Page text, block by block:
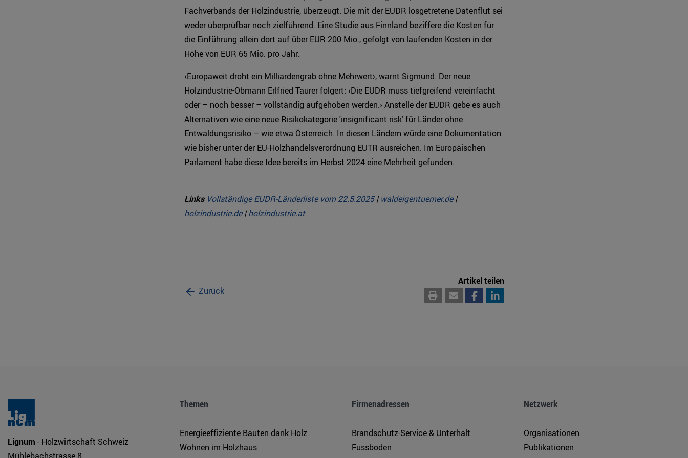
Fachverbands der Holzindustrie, überzeugt. Die mit der EUDR losgetretene Datenflut sei
weder überprüfbar noch zielführend. Eine Studie aus Finnland beziffere die Kosten für
die Einführung allein dort auf über EUR 200 Mio., gefolgt von laufenden Kosten in der
Höhe von EUR 65 Mio. pro Jahr.
‹Europaweit droht ein Milliardengrab ohne Mehrwert›, warnt Sigmund. Der neue
Holzindustrie-Obmann Erlfried Taurer folgert: ‹Die EUDR muss tiefgreifend vereinfacht
oder – noch besser – vollständig aufgehoben werden.› Anstelle der EUDR gebe es auch
Alternativen wie eine neue Risikokategorie 'insignificant risk' für Länder ohne
Entwaldungsrisiko – wie etwa Österreich. In diesen Ländern würde eine Dokumentation
wie bisher unter der EU-Holzhandelsverordnung EUTR ausreichen. Im Europäischen
Parlament habe diese Idee bereits im Herbst 2024 eine Mehrheit gefunden.
Links Vollständige EUDR-Länderliste vom 22.5.2025|waldeigentuemer.de|
holzindustrie.de|holzindustrie.at
Zurück
Artikel teilen
Lignum - Holzwirtschaft Schweiz
Themen
Energieeffiziente Bauten dank Holz
Wohnen im Holzhaus
Firmenadressen
Brandschutz-Service & Unterhalt
Fussboden
Netzwerk
Organisationen
Publikationen